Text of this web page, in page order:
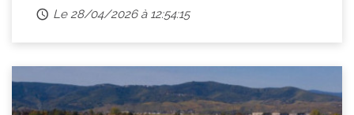
Le 28/04/2026 à 12:54:15